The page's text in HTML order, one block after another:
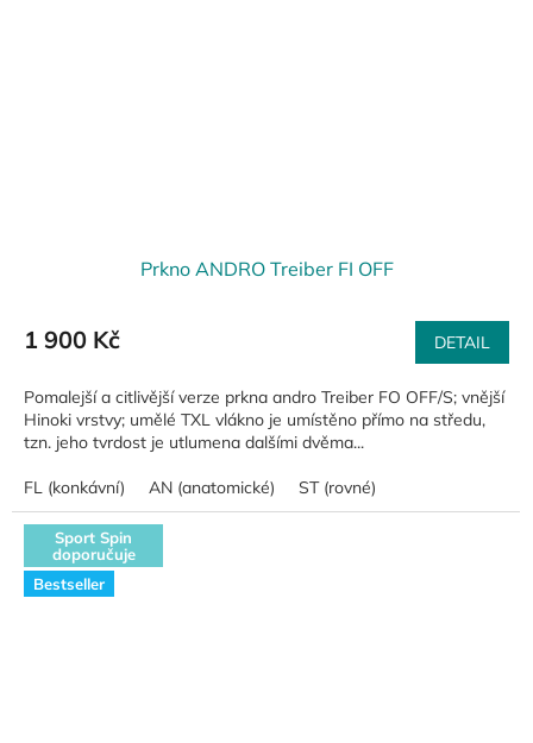
Prkno ANDRO Treiber FI OFF
1 900 Kč DETAIL
Pomalejší a citlivější verze prkna andro Treiber FO OFF/S; vnější
Hinoki vrstvy; umělé TXL vlákno je umístěno přímo na středu,
tzn. jeho tvrdost je utlumena dalšími dvěma...
FL (konkávní) AN (anatomické) ST (rovné)
Sport Spin
doporučuje
Bestseller